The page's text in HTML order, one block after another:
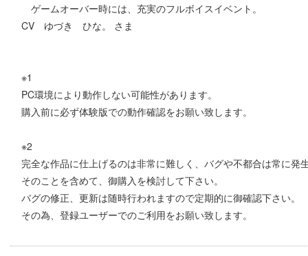
ゲームオーバー時には、充実のフルボイスイベント。
CV ゆづき ひな。 さま
※1
PC環境により動作しない可能性があります。
購入前に必ず体験版での動作確認をお願い致します。
※2
完全な作品に仕上げるのは非常に難しく、バグや不都合は常に発
そのことを含めて、御購入を検討して下さい。
バグの修正、更新は随時行われますので定期的に御確認下さい。
その為、登録ユーザーでのご利用をお願い致します。